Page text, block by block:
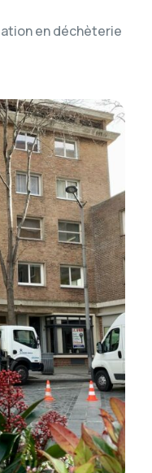
en déchèterie